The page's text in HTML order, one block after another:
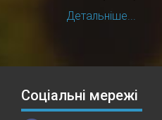
Детальніше...
Соціальні мережі